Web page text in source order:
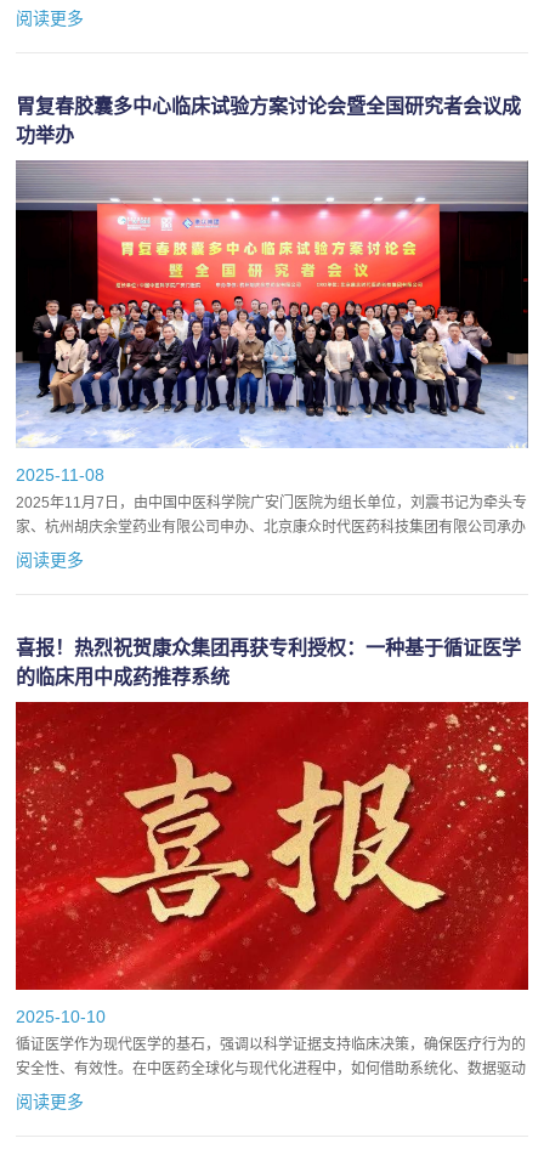
业参展，覆盖化学药、中成药、中药饮片、中医药养生...
阅读更多
胃复春胶囊多中心临床试验方案讨论会暨全国研究者会议成
功举办
2025-11-08
2025年11月7日，由中国中医科学院广安门医院为组长单位，刘震书记为牵头专
家、杭州胡庆余堂药业有限公司申办、北京康众时代医药科技集团有限公司承办
的胃复春胶囊多中心临床试验方案讨论会暨全国研究者会议，...
阅读更多
喜报！热烈祝贺康众集团再获专利授权：一种基于循证医学
的临床用中成药推荐系统
2025-10-10
循证医学作为现代医学的基石，强调以科学证据支持临床决策，确保医疗行为的
安全性、有效性。在中医药全球化与现代化进程中，如何借助系统化、数据驱动
的技术手段，提升中成药临床应用的科学性与精准度，正日益成为行...
阅读更多